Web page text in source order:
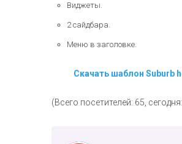
Виджеты.
2 сайдбара.
Меню в заголовке.
Скачать шаблон Suburb
(Всего посетителей: 65,